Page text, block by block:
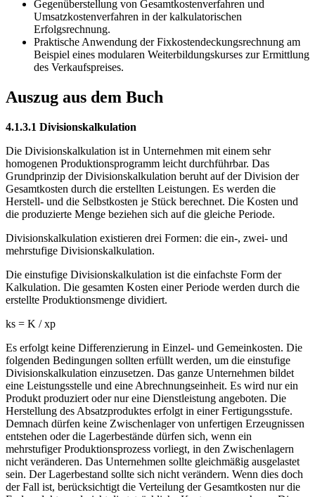
Umsatzkostenverfahren in der kalkulatorischen
Erfolgsrechnung.
Praktische Anwendung der Fixkostendeckungsrechnung am
Beispiel eines modularen Weiterbildungskurses zur Ermittlung
des Verkaufspreises.
homogenen Produktionsprogramm leicht durchführbar. Das
Grundprinzip der Divisionskalkulation beruht auf der Division der
Gesamtkosten durch die erstellten Leistungen. Es werden die
Herstell- und die Selbstkosten je Stück berechnet. Die Kosten und
die produzierte Menge beziehen sich auf die gleiche Periode.
mehrstufige Divisionskalkulation.
Kalkulation. Die gesamten Kosten einer Periode werden durch die
erstellte Produktionsmenge dividiert.
folgenden Bedingungen sollten erfüllt werden, um die einstufige
Divisionskalkulation einzusetzen. Das ganze Unternehmen bildet
eine Leistungsstelle und eine Abrechnungseinheit. Es wird nur ein
Produkt produziert oder nur eine Dienstleistung angeboten. Die
Herstellung des Absatzproduktes erfolgt in einer Fertigungsstufe.
Demnach dürfen keine Zwischenlager von unfertigen Erzeugnissen
entstehen oder die Lagerbestände dürfen sich, wenn ein
mehrstufiger Produktionsprozess vorliegt, in den Zwischenlagern
nicht veränderen. Das Unternehmen sollte gleichmäßig ausgelastet
sein. Der Lagerbestand sollte sich nicht verändern. Wenn dies doch
der Fall ist, berücksichtigt die Verteilung der Gesamtkosten nur die
Endprodukte und nicht die tatsächliche Kostenverursachung. Die